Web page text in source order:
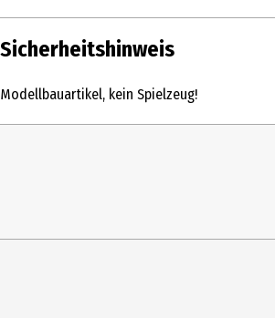
Inhalt
Sicherheitshinweis
Modellbauartikel, kein Spielzeug!